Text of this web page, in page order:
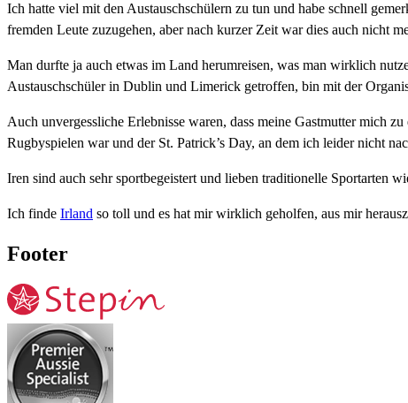
Ich hatte viel mit den Austauschschülern zu tun und habe schnell
fremden Leute zuzugehen, aber nach kurzer Zeit war dies auch nicht
Man durfte ja auch etwas im Land herumreisen, was man wirklich
Austauschschüler in Dublin und Limerick getroffen, bin mit der
Auch unvergessliche Erlebnisse waren, dass meine Gastmutter mich
Rugbyspielen war und der St. Patrick’s Day, an dem ich leider nicht
Iren sind auch sehr sportbegeistert und lieben traditionelle
Ich finde Irland so toll und es hat mir wirklich geholfen, aus mir
Footer